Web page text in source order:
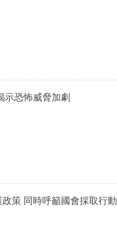
示恐怖威脅加劇
策 同時呼籲國會採取行動